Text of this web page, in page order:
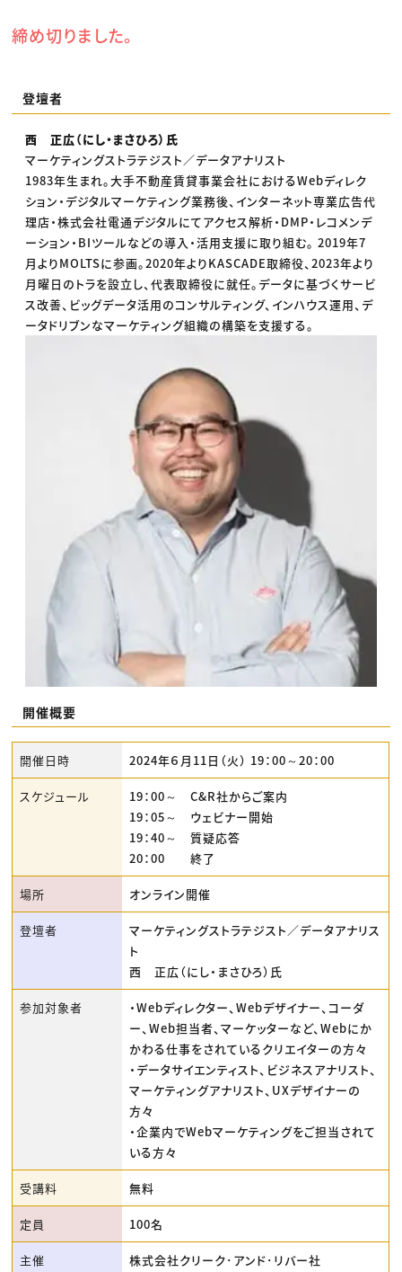
締め切りました。
登壇者
西 正広（にし・まさひろ）氏
マーケティングストラテジスト／データアナリスト
1983年生まれ。大手不動産賃貸事業会社におけるWebディレク
ション・デジタルマーケティング業務後、インターネット専業広告代
理店・株式会社電通デジタルにてアクセス解析・DMP・レコメンデ
ーション・BIツールなどの導入・活用支援に取り組む。 2019年7
月よりMOLTSに参画。2020年よりKASCADE取締役、2023年より
月曜日のトラを設立し、代表取締役に就任。データに基づくサービ
ス改善、ビッグデータ活用のコンサルティング、インハウス運用、デ
ータドリブンなマーケティング組織の構築を支援する。
開催概要
開催日時 2024年６月11日（火） 19：00～20：00
スケジュール
19：00～ C&R社からご案内
19：05～ ウェビナー開始
19：40～ 質疑応答
20：00 終了
場所 オンライン開催
登壇者
マーケティングストラテジスト／データアナリス
ト
西 正広（にし・まさひろ）氏
参加対象者
・Webディレクター、Webデザイナー、コーダ
ー、Web担当者、マーケッターなど、Webにか
かわる仕事をされているクリエイターの方々
・データサイエンティスト、ビジネスアナリスト、
マーケティングアナリスト、UXデザイナーの
方々
・企業内でWebマーケティングをご担当されて
いる方々
受講料 無料
定員 100名
主催 株式会社クリーク･アンド･リバー社